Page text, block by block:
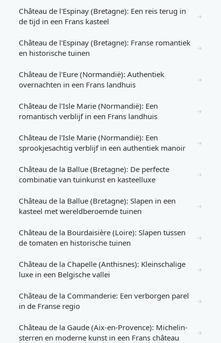
Château de l'Espinay (Bretagne): Een reis terug in
de tijd in een Frans kasteel
→
Château de l'Espinay (Bretagne): Franse romantiek
en historische tuinen
→
Château de l'Eure (Normandië): Authentiek
overnachten in een Frans landhuis
→
Château de l'Isle Marie (Normandië): Een
romantisch verblijf in een Frans landhuis
→
Château de l'Isle Marie (Normandië): Een
sprookjesachtig verblijf in een authentiek manoir
→
Château de la Ballue (Bretagne): De perfecte
combinatie van tuinkunst en kasteelluxe
→
Château de la Ballue (Bretagne): Slapen in een
kasteel met wereldberoemde tuinen
→
Château de la Bourdaisière (Loire): Slapen tussen
de tomaten en historische tuinen
→
Château de la Chapelle (Anthisnes): Kleinschalige
luxe in een Belgische vallei
→
Château de la Commanderie: Een verborgen parel
in de Franse regio
→
Château de la Gaude (Aix-en-Provence): Michelin-
sterren en moderne kunst in een Frans château
→